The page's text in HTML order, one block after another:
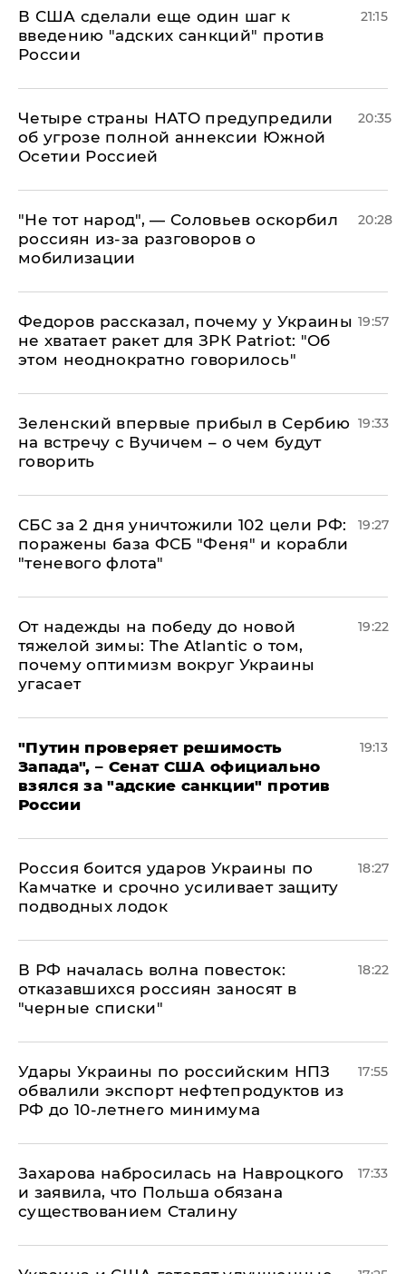
В США сделали еще один шаг к
введению "адских санкций" против
России
21:15
Четыре страны НАТО предупредили
об угрозе полной аннексии Южной
Осетии Россией
20:35
​"Не тот народ", — Соловьев оскорбил
россиян из-за разговоров о
мобилизации
20:28
Федоров рассказал, почему у Украины
не хватает ракет для ЗРК Patriot: "Об
этом неоднократно говорилось"
19:57
Зеленский впервые прибыл в Сербию
на встречу с Вучичем – о чем будут
говорить
19:33
СБС за 2 дня уничтожили 102 цели РФ:
поражены база ФСБ "Феня" и корабли
"теневого флота"
19:27
От надежды на победу до новой
тяжелой зимы: The Atlantic о том,
почему оптимизм вокруг Украины
угасает
19:22
"Путин проверяет решимость
Запада", – Сенат США официально
взялся за "адские санкции" против
России
19:13
Россия боится ударов Украины по
Камчатке и срочно усиливает защиту
подводных лодок
18:27
​В РФ началась волна повесток:
отказавшихся россиян заносят в
"черные списки"
18:22
Удары Украины по российским НПЗ
обвалили экспорт нефтепродуктов из
РФ до 10-летнего минимума
17:55
​Захарова набросилась на Навроцкого
и заявила, что Польша обязана
существованием Сталину
17:33